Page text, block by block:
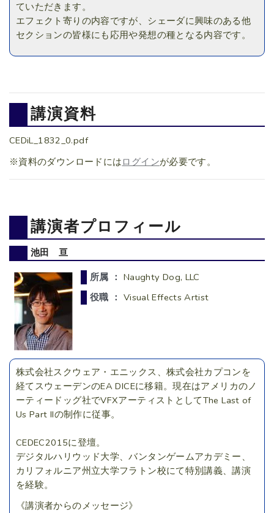
ていただきます。
エフェクト寄りの内容ですが、シェーダに興味のある他
セクションの皆様にも応用や発想の種となる内容です。
講演資料
CEDiL_1832_0.pdf
※資料のダウンロードには ログインが必要です。
講演者プロフィール
池田 亘
所属 ： Naughty Dog, LLC
役職 ： Visual Effects Artist
株式会社スクウェア・エニックス、株式会社カプコンを
経てスウェーデンのEA DICEに移籍。現在はアメリカのノ
ーティードッグ社でVFXアーティストとしてThe Last of
Us Part IIの制作に従事。
CEDEC2015に登壇。
デジタルハリウッド大学、バンタンゲームアカデミー、
カリフォルニア州立大学フラトン校にて特別講義、講演
を経験。
《講演者からのメッセージ》